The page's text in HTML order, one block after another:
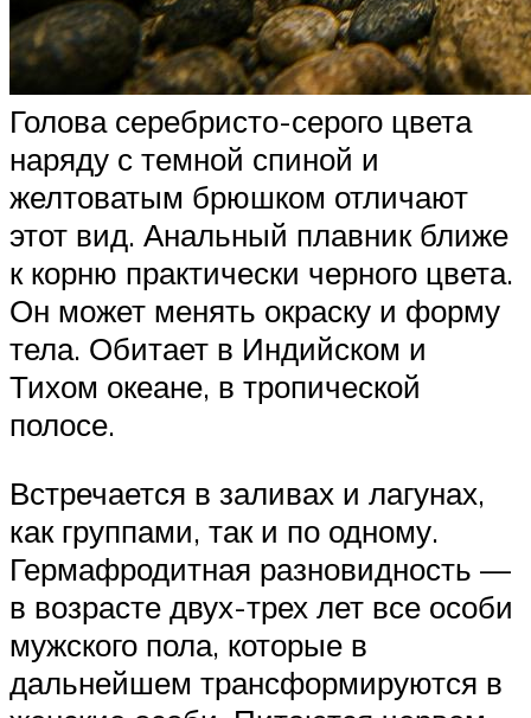
Голова серебристо-серого цвета
наряду с темной спиной и
желтоватым брюшком отличают
этот вид. Анальный плавник ближе
к корню практически черного цвета.
Он может менять окраску и форму
тела. Обитает в Индийском и
Тихом океане, в тропической
полосе.
Встречается в заливах и лагунах,
как группами, так и по одному.
Гермафродитная разновидность —
в возрасте двух-трех лет все особи
мужского пола, которые в
дальнейшем трансформируются в